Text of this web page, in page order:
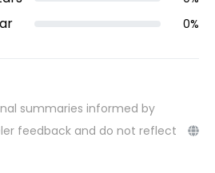
0%
summaries informed by
feedback and do not reflect